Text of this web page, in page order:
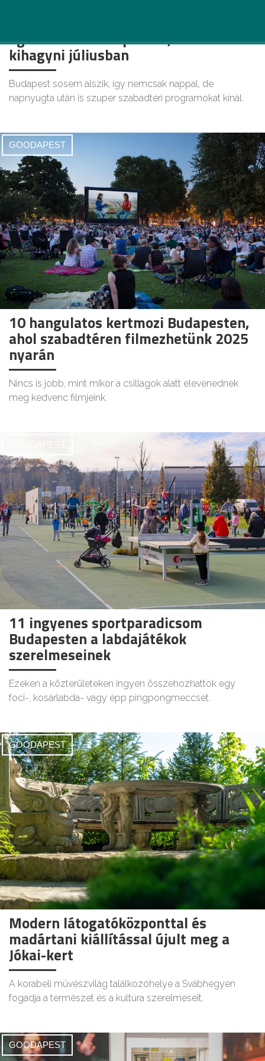
égbolt alatt Budapesten, amit vétek
kihagyni júliusban
Budapest sosem alszik, így nemcsak nappal, de
napnyugta után is szuper szabadtéri programokat kínál.
GOODAPEST
10 hangulatos kertmozi Budapesten,
ahol szabadtéren filmezhetünk 2025
nyarán
Nincs is jobb, mint mikor a csillagok alatt elevenednek
meg kedvenc filmjeink.
11 ingyenes sportparadicsom
Budapesten a labdajátékok
szerelmeseinek
Ezeken a közterületeken ingyen összehozhattok egy
foci-, kosárlabda- vagy épp pingpongmeccset.
GOODAPEST
Modern látogatóközponttal és
madártani kiállítással újult meg a
Jókai-kert
A korabeli művészvilág találkozóhelye a Svábhegyen
fogadja a természet és a kultúra szerelmeseit.
GOODAPEST